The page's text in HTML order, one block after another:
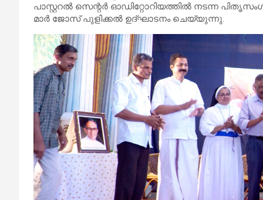
പാസ്റ്ററല്‍ സെന്റര്‍ ഓഡിറ്റോറിയത്തില്‍ നടന്ന
മാര്‍ ജോസ് പുളിക്കല്‍ ഉദ്ഘാടനം ചെയ്യുന്നു.